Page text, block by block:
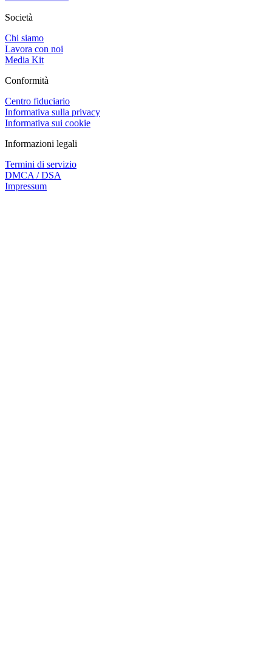
Società
Chi siamo
Lavora con noi
Media Kit
Conformità
Centro fiduciario
Informativa sulla privacy
Informativa sui cookie
Informazioni legali
Termini di servizio
DMCA / DSA
Impressum